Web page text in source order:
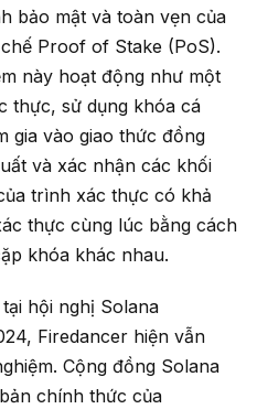
bảo mật và toàn vẹn của
Proof of Stake (PoS).
này hoạt động như một
thực, sử dụng khóa cá
gia vào giao thức đồng
và xác nhận các khối
trình xác thực có khả
thực cùng lúc bằng cách
khóa khác nhau.
hội nghị Solana
Firedancer hiện vẫn
Cộng đồng Solana
chính thức của